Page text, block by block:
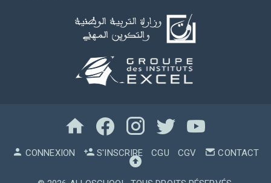
CONNEXION S'INSCRIRE CGU CGV CONTACT